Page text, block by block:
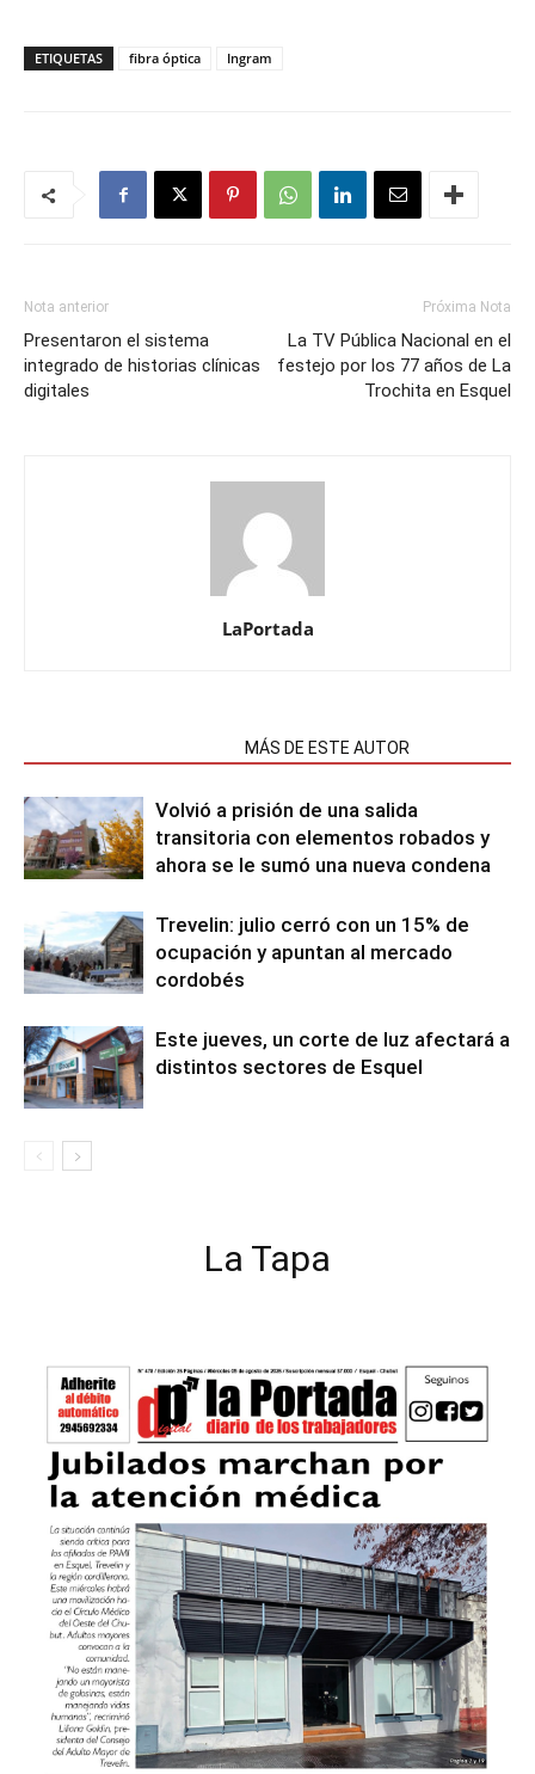
ETIQUETAS fibra óptica Ingram
Nota anterior
Presentaron el sistema
integrado de historias clínicas
digitales
Próxima Nota
La TV Pública Nacional en el
festejo por los 77 años de La
Trochita en Esquel
LaPortada
MÁS DE ESTE AUTOR
Volvió a prisión de una salida
transitoria con elementos robados y
ahora se le sumó una nueva condena
Trevelin: julio cerró con un 15% de
ocupación y apuntan al mercado
cordobés
Este jueves, un corte de luz afectará a
distintos sectores de Esquel
La Tapa